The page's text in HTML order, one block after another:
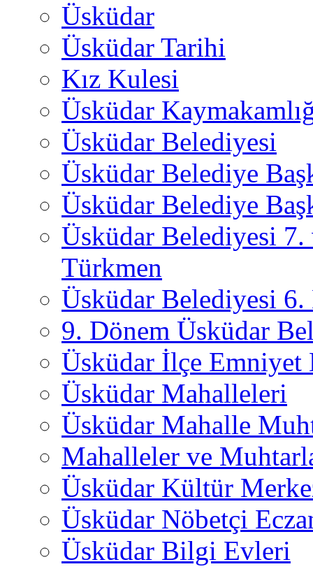
Üsküdar
Üsküdar Tarihi
Kız Kulesi
Üsküdar
Üsküdar Belediyesi
Üsküdar Belediye
Üsküdar Belediye
Üsküdar Belediyesi
Türkmen
Üsküdar Belediyesi 6.
9. Dönem Üsküdar
Üsküdar İlçe
Üsküdar Mahalleleri
Üsküdar Mahalle
Mahalleler ve
Üsküdar Kültür
Üsküdar Nöbetçi
Üsküdar Bilgi Evleri